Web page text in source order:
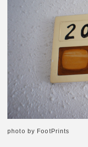
photo by FootPrints